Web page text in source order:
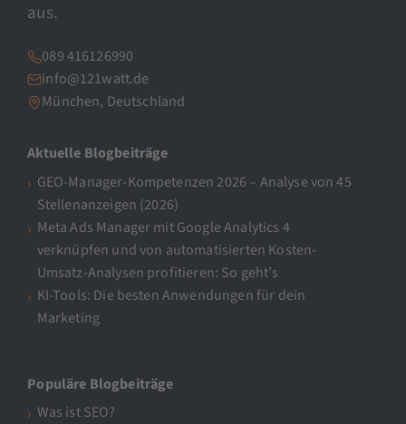
aus.
089 416126990
info@121watt.de
München, Deutschland
Aktuelle Blogbeiträge
GEO-Manager-Kompetenzen 2026 – Analyse von 45
Stellenanzeigen (2026)
Meta Ads Manager mit Google Analytics 4
verknüpfen und von automatisierten Kosten-
Umsatz-Analysen profitieren: So geht’s
KI-Tools: Die besten Anwendungen für dein
Marketing
Populäre Blogbeiträge
Was ist SEO?